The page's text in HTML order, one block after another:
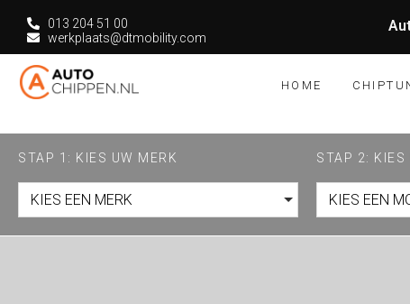
013 204 51 00
werkplaats@dtmobility.com
HOME
STAP 1: KIES UW MERK
KIES EEN MERK
STAP 2: KIES
KIES EEN